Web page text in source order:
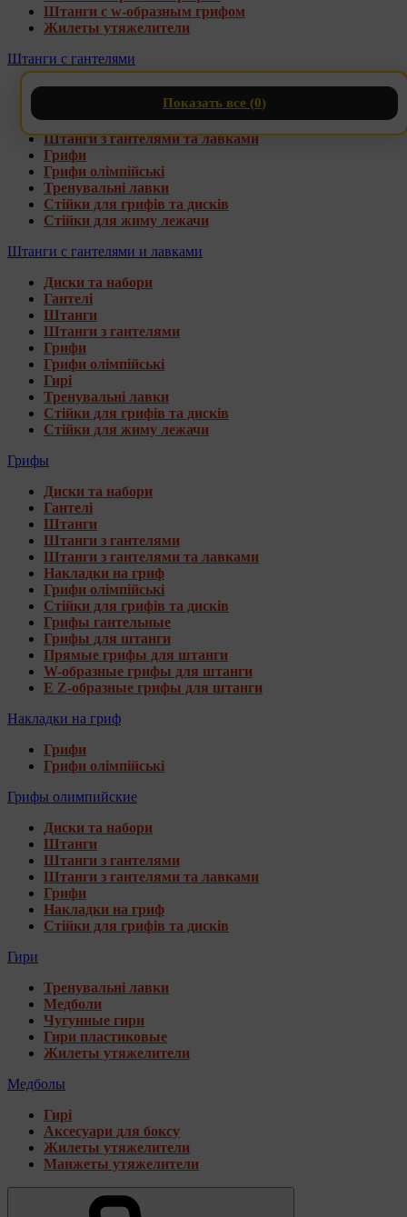
Штанги с w-образным грифом
Жилеты утяжелители
Штанги с гантелями
Диски та набори
Штанги
Штанги з гантелями та лавками
Грифи
Грифи олімпійські
Тренувальні лавки
Стійки для грифів та дисків
Стійки для жиму лежачи
Штанги с гантелями и лавками
Диски та набори
Гантелі
Штанги
Штанги з гантелями
Грифи
Грифи олімпійські
Гирі
Тренувальні лавки
Стійки для грифів та дисків
Стійки для жиму лежачи
Грифы
Диски та набори
Гантелі
Штанги
Штанги з гантелями
Штанги з гантелями та лавками
Накладки на гриф
Грифи олімпійські
Стійки для грифів та дисків
Грифы гантельные
Грифы для штанги
Прямые грифы для штанги
W-образные грифы для штанги
E Z-образные грифы для штанги
Накладки на гриф
Грифи
Грифи олімпійські
Грифы олимпийские
Диски та набори
Штанги
Штанги з гантелями
Штанги з гантелями та лавками
Грифи
Накладки на гриф
Стійки для грифів та дисків
Гири
Тренувальні лавки
Медболи
Чугунные гири
Гири пластиковые
Жилеты утяжелители
Медболы
Гирі
Аксесуари для боксу
Жилеты утяжелители
Манжеты утяжелители
Показать все (0)